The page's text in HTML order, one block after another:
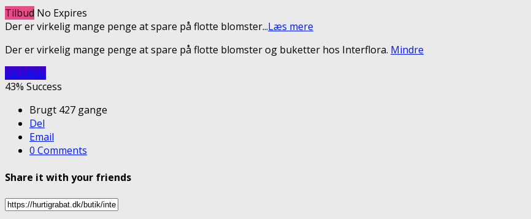
Tilbud No Expires
Der er virkelig mange penge at spare på flotte blomster...Læs mere
Der er virkelig mange penge at spare på flotte blomster og buketter hos Interflora. Mindre
Vis rabat
43% Success
Brugt 427 gange
Del
Email
0 Comments
Share it with your friends